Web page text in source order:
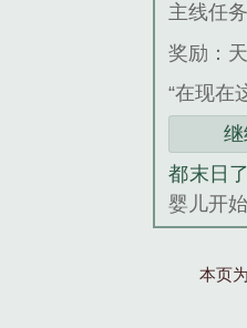
主线任
奖励：
“在现在
都末日
婴儿开
本页